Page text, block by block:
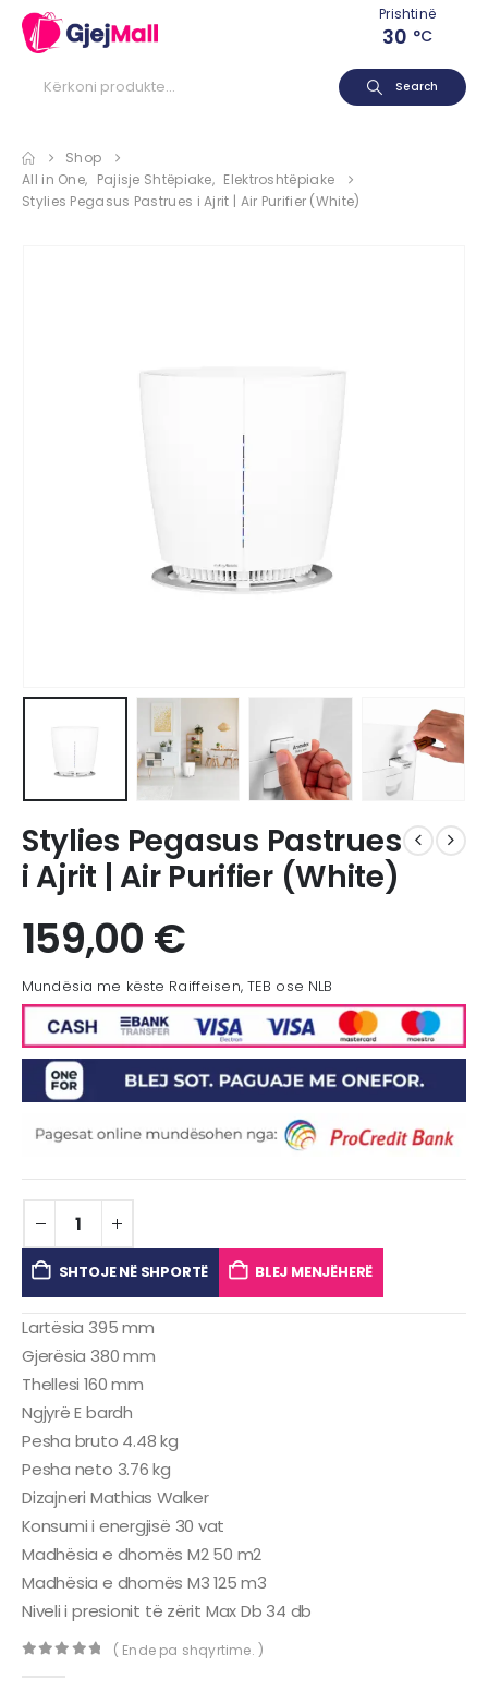
Prishtinë
30 °C
Search
Shop
All in One, Pajisje Shtëpiake, Elektroshtëpiake
Stylies Pegasus Pastrues i Ajrit | Air Purifier (White)
Stylies Pegasus Pastrues
i Ajrit | Air Purifier (White)
159,00 €
Mundësia me këste Raiffeisen, TEB ose NLB
SHTOJE NË SHPORTË BLEJ MENJËHERË
Lartësia 395 mm
Gjerësia 380 mm
Thellesi 160 mm
Ngjyrë E bardh
Pesha bruto 4.48 kg
Pesha neto 3.76 kg
Dizajneri Mathias Walker
Konsumi i energjisë 30 vat
Madhësia e dhomës M2 50 m2
Madhësia e dhomës M3 125 m3
Niveli i presionit të zërit Max Db 34 db
( Ende pa shqyrtime. )